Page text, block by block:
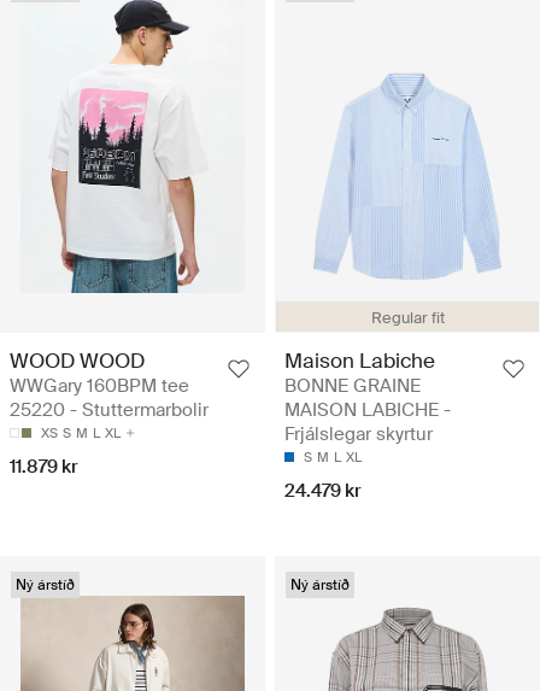
WOOD WOOD
WWGary 160BPM tee
25220 - Stuttermarbolir
XS S M L XL
11.879 kr
Regular fit
Maison Labiche
BONNE GRAINE
MAISON LABICHE -
Frjálslegar skyrtur
S M L XL
24.479 kr
Ný árstíð Ný árstíð